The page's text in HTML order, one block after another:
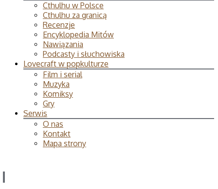
Cthulhu w Polsce
Cthulhu za granicą
Recenzje
Encyklopedia Mitów
Nawiązania
Podcasty i słuchowiska
Lovecraft w popkulturze
Film i serial
Muzyka
Komiksy
Gry
Serwis
O nas
Kontakt
Mapa strony